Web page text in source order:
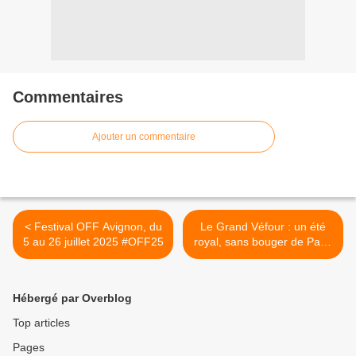
Commentaires
Ajouter un commentaire
< Festival OFF Avignon, du
5 au 26 juillet 2025 #OFF25
Le Grand Véfour : un été
royal, sans bouger de Paris
! >
Hébergé par Overblog
Top articles
Pages